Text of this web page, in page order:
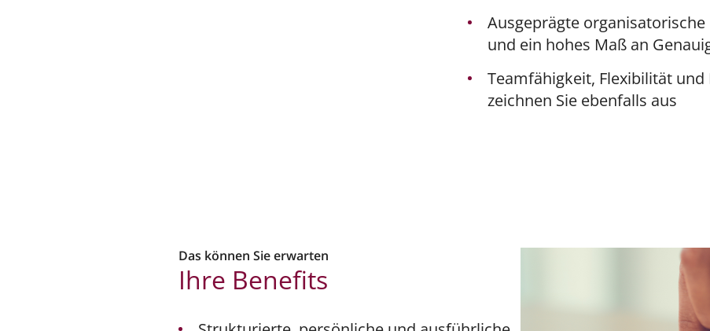
Ausgeprägte organisatorische
und ein hohes Maß an
Teamfähigkeit, Flexibilität
zeichnen Sie ebenfalls aus
Das können Sie erwarten
Ihre Benefits